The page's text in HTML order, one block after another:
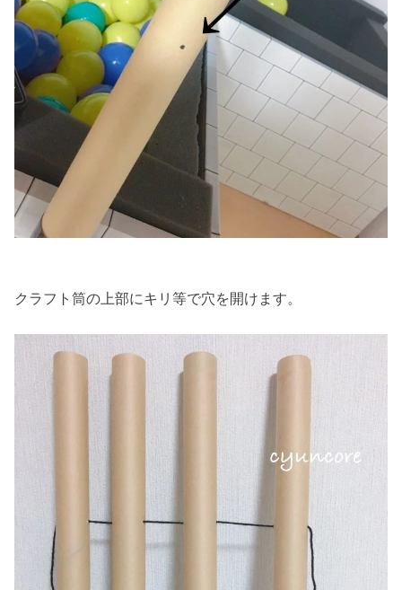
クラフト筒の上部にキリ等で穴を開けます。